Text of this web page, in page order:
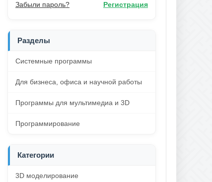
Забыли пароль? Регистрация
Разделы
Системные программы
Для бизнеса, офиса и научной работы
Программы для мультимедиа и 3D
Программирование
Категории
3D моделирование